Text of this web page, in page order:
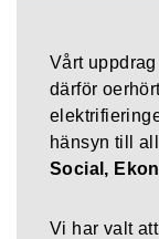
Vårt
därför
hänsyn till
Social,
Vi har valt